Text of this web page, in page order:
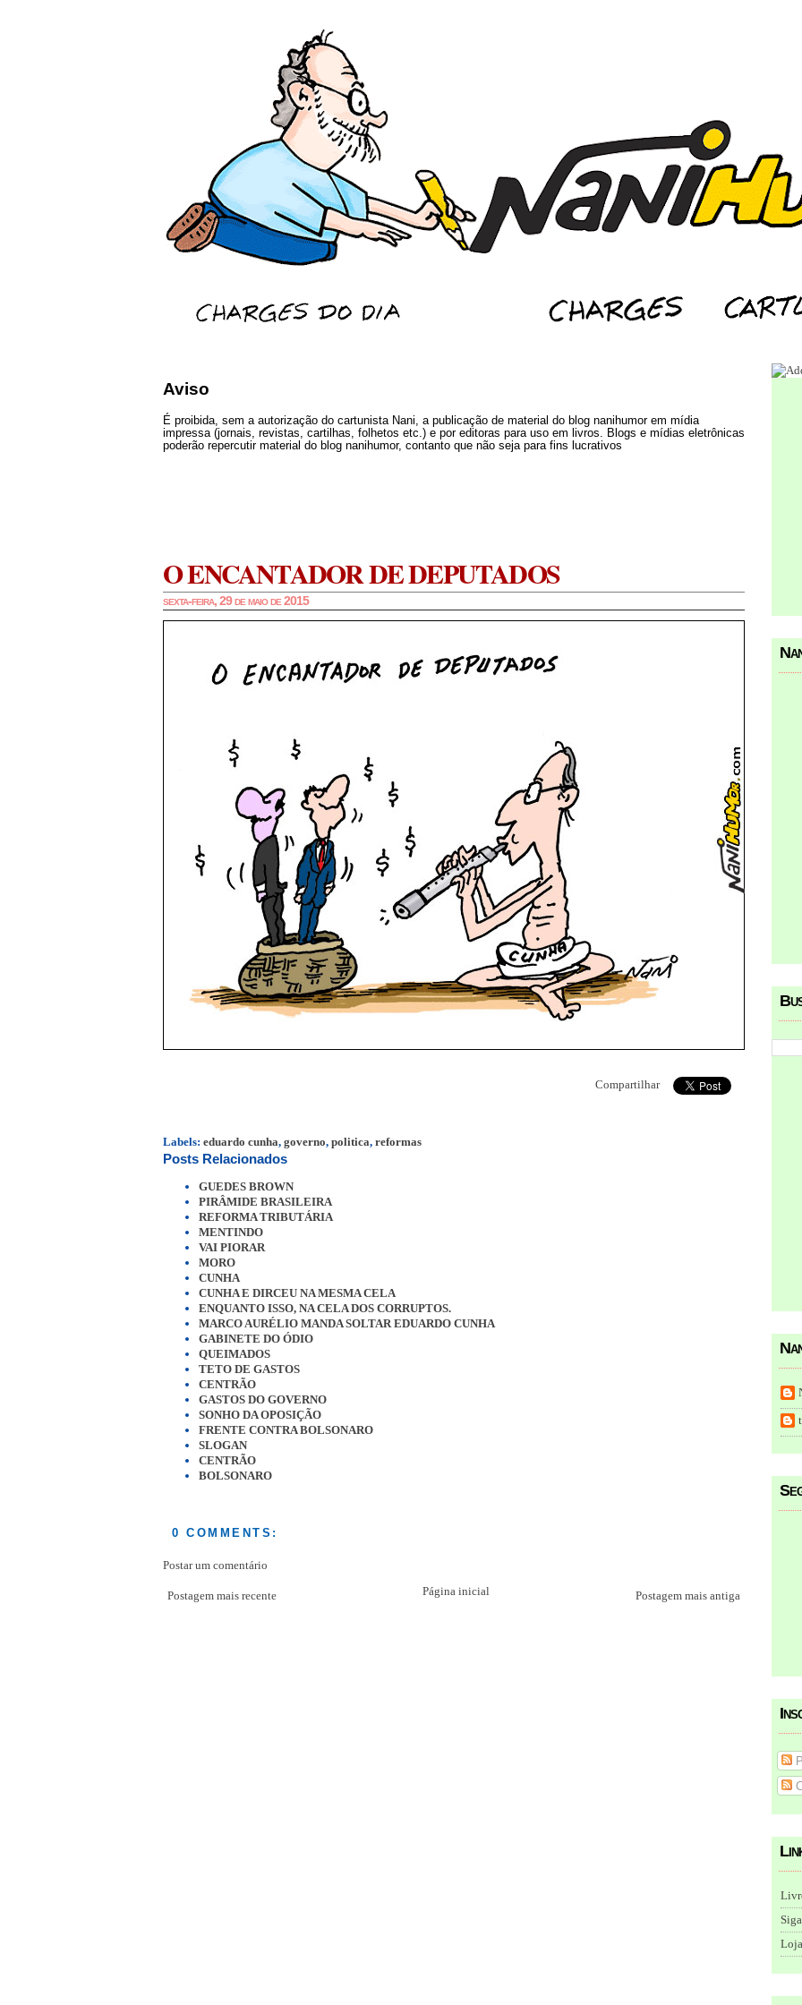
Aviso
É proibida, sem a autorização do cartunista Nani, a publicação de material do blog nanihumor em mídia
impressa (jornais, revistas, cartilhas, folhetos etc.) e por editoras para uso em livros. Blogs e mídias eletrônicas
poderão repercutir material do blog nanihumor, contanto que não seja para fins lucrativos
O ENCANTADOR DE DEPUTADOS
sexta-feira, 29 de maio de 2015
Compartilhar
Labels: eduardo cunha, governo, politica, reformas
Posts Relacionados
GUEDES BROWN
PIRÂMIDE BRASILEIRA
REFORMA TRIBUTÁRIA
MENTINDO
VAI PIORAR
MORO
CUNHA
CUNHA E DIRCEU NA MESMA CELA
ENQUANTO ISSO, NA CELA DOS CORRUPTOS.
MARCO AURÉLIO MANDA SOLTAR EDUARDO CUNHA
GABINETE DO ÓDIO
QUEIMADOS
TETO DE GASTOS
CENTRÃO
GASTOS DO GOVERNO
SONHO DA OPOSIÇÃO
FRENTE CONTRA BOLSONARO
SLOGAN
CENTRÃO
BOLSONARO
0 COMMENTS:
Postar um comentário
Postagem mais recente Postagem mais antiga
Página inicial